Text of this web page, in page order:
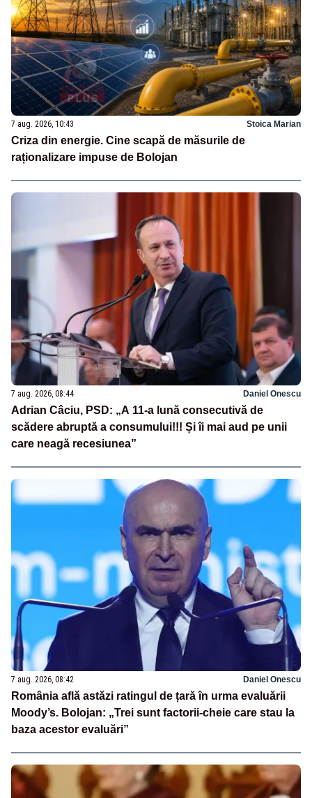
7 aug. 2026, 10:43 Stoica Marian
Criza din energie. Cine scapă de măsurile de
raționalizare impuse de Bolojan
7 aug. 2026, 08:44 Daniel Onescu
Adrian Câciu, PSD: „A 11-a lună consecutivă de
scădere abruptă a consumului!!! Și îi mai aud pe unii
care neagă recesiunea”
7 aug. 2026, 08:42 Daniel Onescu
România află astăzi ratingul de țară în urma evaluării
Moody’s. Bolojan: „Trei sunt factorii-cheie care stau la
baza acestor evaluări”